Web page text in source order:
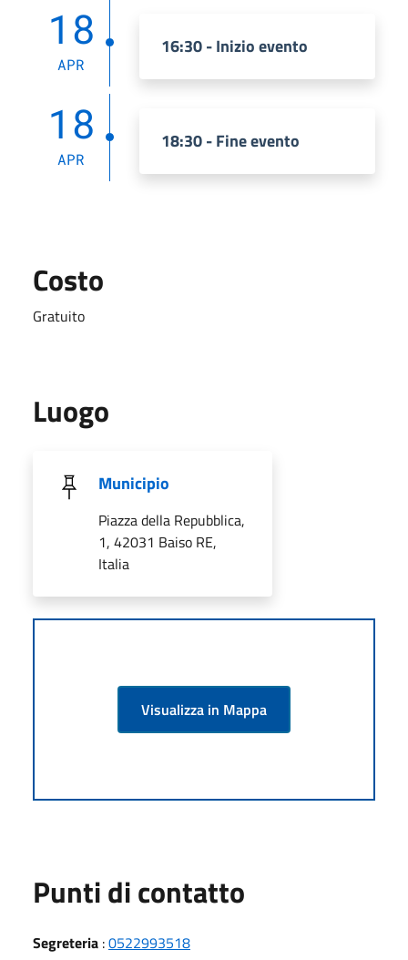
18
APR
16:30 - Inizio evento
18
APR
18:30 - Fine evento
Costo
Gratuito
Luogo
Municipio
Piazza della Repubblica,
1, 42031 Baiso RE,
Italia
Visualizza in Mappa
Punti di contatto
Segreteria :0522993518